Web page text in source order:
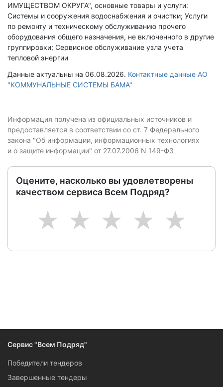
ИМУЩЕСТВОМ ОКРУГА", основные товары и услуги:
Системы и сооружения водоснабжения и очистки; Услуги
по ремонту и техническому обслуживанию прочего
оборудования общего назначения, не включенного в другие
группировки; Сервисное обслуживание узла учета
тепловой энергии
Данные актуальны на 06.08.2026. Контактные данные АО
"КОММУНАЛЬНЫЕ СИСТЕМЫ БАМА"
Информация получена из официальных источников и
предоставляется в соответствии со ст. 7 Федерального
закона "Об информации, информационных технологиях
и о защите информации" от 27.07.2006 N 149-ФЗ
Оцените, насколько вы удовлетворены
качеством сервиса Всем Подряд?
5
4
3
2
1
Сервис "Всем Подряд"
Победители тендеров
Завершенные тендеры